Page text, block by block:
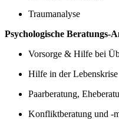
Traumanalyse
Psychologische Beratungs-
Vorsorge & Hilfe bei
Hilfe in der Lebenskrise
Paarberatung,
Konfliktberatung und -